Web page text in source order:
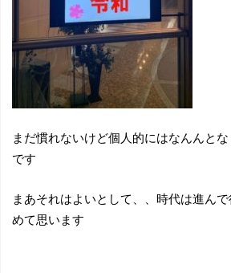
まだ慣れないけど個人的にはなんんと
です
まあそれはよいとして、、時代は進ん
めて思います